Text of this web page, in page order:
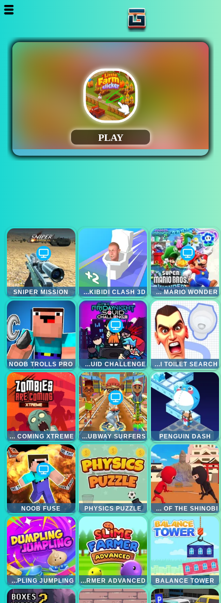
SUPER MARIO WONDER
JOIN SKIBIDI CLASH 3D
SNIPER MISSION
SKIBIDI TOILET SEARCH
SUPER FRIDAY SQUID CHALLENGE
NOOB TROLLS PRO
PENGUIN DASH
TRAIN SUBWAY SURFERS
ZOMBIES ARE COMING XTREME
STICKMAN NINJA WAY OF THE SHINOBI
PHYSICS PUZZLE
NOOB FUSE
BALANCE TOWER
SLIME FARMER ADVANCED
DUMPLING JUMPLING